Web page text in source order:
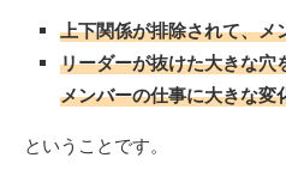
上下関係が排除されて、メ
リーダーが抜けた大きな穴
メンバーの仕事に大きな変
ということです。